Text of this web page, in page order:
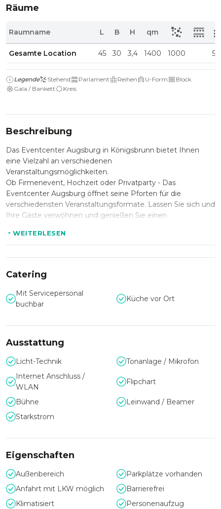
Räume
Raumname L B H qm
Gesamte Location 45 30 3,4 1400 1000
Legende Stehend Parlament Reihen U-Form
Block
Gala / Bankett
Kreis
Beschreibung
Das Eventcenter Augsburg in Königsbrunn bietet Ihnen
eine Vielzahl an verschiedenen
Veranstaltungsmöglichkeiten.
Ob Firmenevent, Hochzeit oder Privatparty - Das
Eventcenter Augsburg öffnet seine Pforten für die
verschiedensten Veranstaltungsformate. Lassen Sie sich und
Ihre Gäste verwöhnen und genießen Sie einen
Das Eventcenter Augsburg bietet Ihnen einen modernen
Das professionelle Team des Eventcenters Augsburg
unterstützt Sie gerne bei Ihrer Planung, sodass Ihr Event
ganz nach Ihren persönlichen Wünschen und Vorstellungen
Divan Spirit
Royal am See
WEITERLESEN
Catering
Mit Servicepersonal
buchbar
Küche vor Ort
Ausstattung
Licht-Technik
Tonanlage / Mikrofon
Internet Anschluss /
WLAN
Flipchart
Bühne
Leinwand / Beamer
Starkstrom
Eigenschaften
Außenbereich
Parkplätze vorhanden
Anfahrt mit LKW möglich
Barrierefrei
Klimatisiert
Personenaufzug